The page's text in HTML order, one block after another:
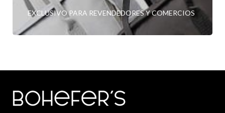
EXCLUSIVO PARA REVENDEDORES Y COMERCIOS